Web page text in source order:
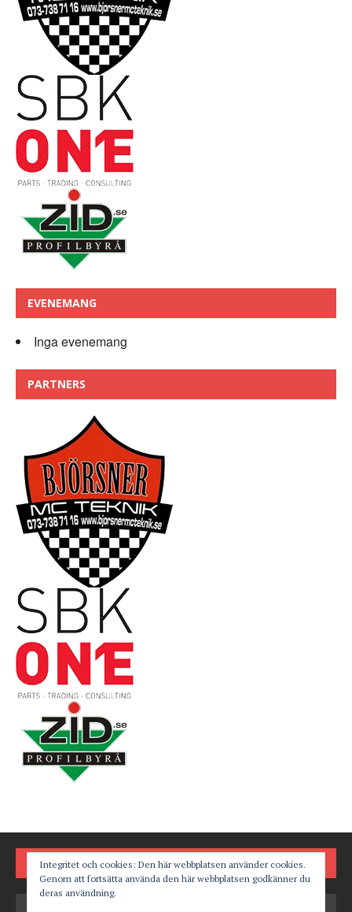
EVENEMANG
Inga evenemang
PARTNERS
FÖLJ OSS PÅ
Integritet och cookies: Den här webbplatsen använder cookies.
Genom att fortsätta använda den här webbplatsen godkänner du
deras användning.